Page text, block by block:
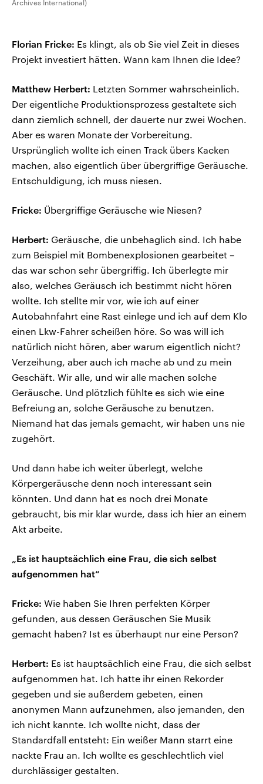
Archives International)
Florian Fricke: Es klingt, als ob Sie viel Zeit in dieses
Projekt investiert hätten. Wann kam Ihnen die Idee?
Matthew Herbert: Letzten Sommer wahrscheinlich.
Der eigentliche Produktionsprozess gestaltete sich
dann ziemlich schnell, der dauerte nur zwei Wochen.
Aber es waren Monate der Vorbereitung.
Ursprünglich wollte ich einen Track übers Kacken
machen, also eigentlich über übergriffige Geräusche.
Entschuldigung, ich muss niesen.
Fricke: Übergriffige Geräusche wie Niesen?
Herbert: Geräusche, die unbehaglich sind. Ich habe
zum Beispiel mit Bombenexplosionen gearbeitet –
das war schon sehr übergriffig. Ich überlegte mir
also, welches Geräusch ich bestimmt nicht hören
wollte. Ich stellte mir vor, wie ich auf einer
Autobahnfahrt eine Rast einlege und ich auf dem Klo
einen Lkw-Fahrer scheißen höre. So was will ich
natürlich nicht hören, aber warum eigentlich nicht?
Verzeihung, aber auch ich mache ab und zu mein
Geschäft. Wir alle, und wir alle machen solche
Geräusche. Und plötzlich fühlte es sich wie eine
Befreiung an, solche Geräusche zu benutzen.
Niemand hat das jemals gemacht, wir haben uns nie
zugehört.
Und dann habe ich weiter überlegt, welche
Körpergeräusche denn noch interessant sein
könnten. Und dann hat es noch drei Monate
gebraucht, bis mir klar wurde, dass ich hier an einem
Akt arbeite.
„Es ist hauptsächlich eine Frau, die sich selbst
aufgenommen hat“
Fricke: Wie haben Sie Ihren perfekten Körper
gefunden, aus dessen Geräuschen Sie Musik
gemacht haben? Ist es überhaupt nur eine Person?
Herbert: Es ist hauptsächlich eine Frau, die sich selbst
aufgenommen hat. Ich hatte ihr einen Rekorder
gegeben und sie außerdem gebeten, einen
anonymen Mann aufzunehmen, also jemanden, den
ich nicht kannte. Ich wollte nicht, dass der
Standardfall entsteht: Ein weißer Mann starrt eine
nackte Frau an. Ich wollte es geschlechtlich viel
durchlässiger gestalten.